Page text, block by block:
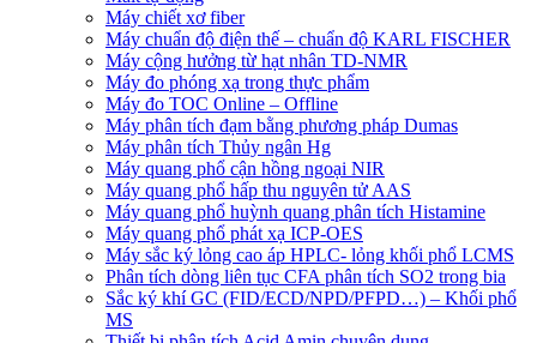
Máy chiết xơ fiber
Máy chuẩn độ điện thế – chuẩn độ KARL FISCHER
Máy cộng hưởng từ hạt nhân TD-NMR
Máy đo phóng xạ trong thực phẩm
Máy đo TOC Online – Offline
Máy phân tích đạm bằng phương pháp Dumas
Máy phân tích Thủy ngân Hg
Máy quang phổ cận hồng ngoại NIR
Máy quang phổ hấp thu nguyên tử AAS
Máy quang phổ huỳnh quang phân tích Histamine
Máy quang phổ phát xạ ICP-OES
Máy sắc ký lỏng cao áp HPLC- lỏng khối phổ LCMS
Phân tích dòng liên tục CFA phân tích SO2 trong bia
Sắc ký khí GC (FID/ECD/NPD/PFPD…) – Khối phổ
MS